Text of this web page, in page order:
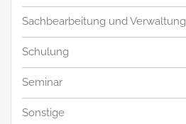
Sachbearbeitung und Verwaltung
Schulung
Seminar
Sonstige